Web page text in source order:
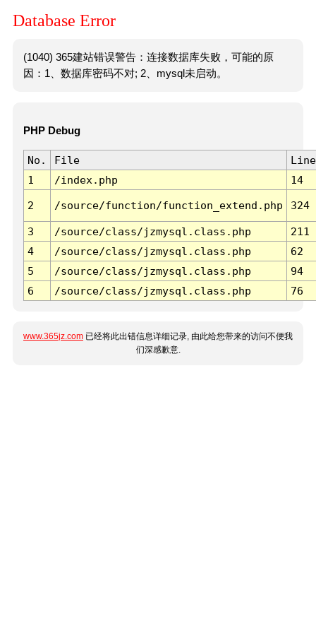
Database Error
(1040) 365建站错误警告：连接数据库失败，可能的原
因：1、数据库密码不对; 2、mysql未启动。
PHP Debug
No. File
Line
1
/index.php 14
2 /source/function/function_extend.php 324
3 /source/class/jzmysql.class.php
211
4
/source/class/jzmysql.class.php
62
5
/source/class/jzmysql.class.php
94
6
/source/class/jzmysql.class.php 76
www.365jz.com 已经将此出错信息详细记录, 由此给您带来的访问不便我
们深感歉意.